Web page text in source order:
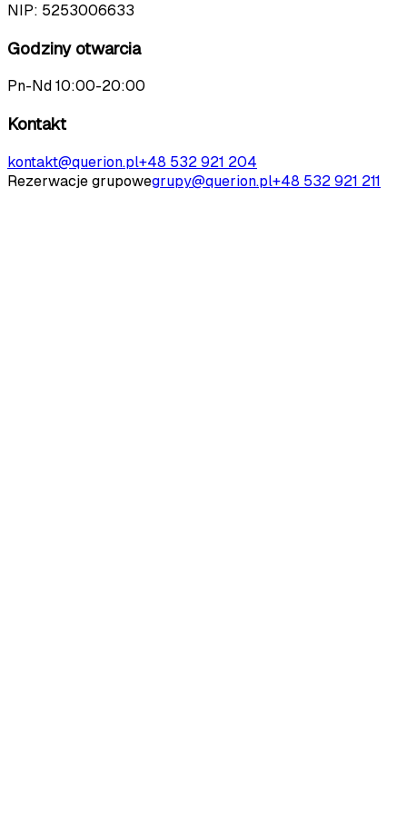
NIP: 5253006633
Godziny otwarcia
Pn-Nd 10:00-20:00
Kontakt
kontakt@querion.pl+48 532 921 204
Rezerwacje grupowegrupy@querion.pl+48 532 921 211